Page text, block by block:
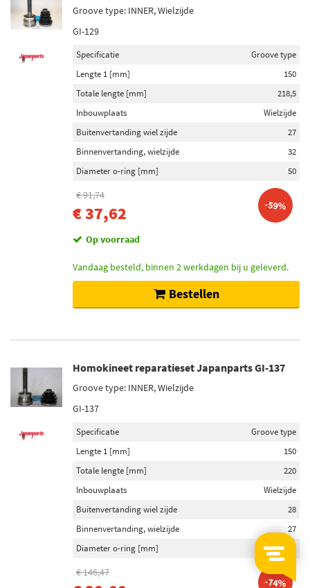
Groove type: INNER, Wielzijde
GI-129
Specificatie
Groove type
Lengte 1 [mm]
150
Totale lengte [mm]
218,5
Inbouwplaats
Wielzijde
Buitenvertanding wiel zijde
27
Binnenvertanding, wielzijde
32
Diameter o-ring [mm]
50
€ 91,74
€ 37,62 -59%
Op voorraad
Vandaag besteld, binnen 2 werkdagen bij u geleverd.
Bestellen
Homokineet reparatieset Japanparts GI-137
Groove type: INNER, Wielzijde
GI-137
Specificatie
Groove type
Lengte 1 [mm]
150
Totale lengte [mm]
220
Inbouwplaats
Wielzijde
Buitenvertanding wiel zijde
28
Binnenvertanding, wielzijde
27
Diameter o-ring [mm]
50
€ 146,47
-74%